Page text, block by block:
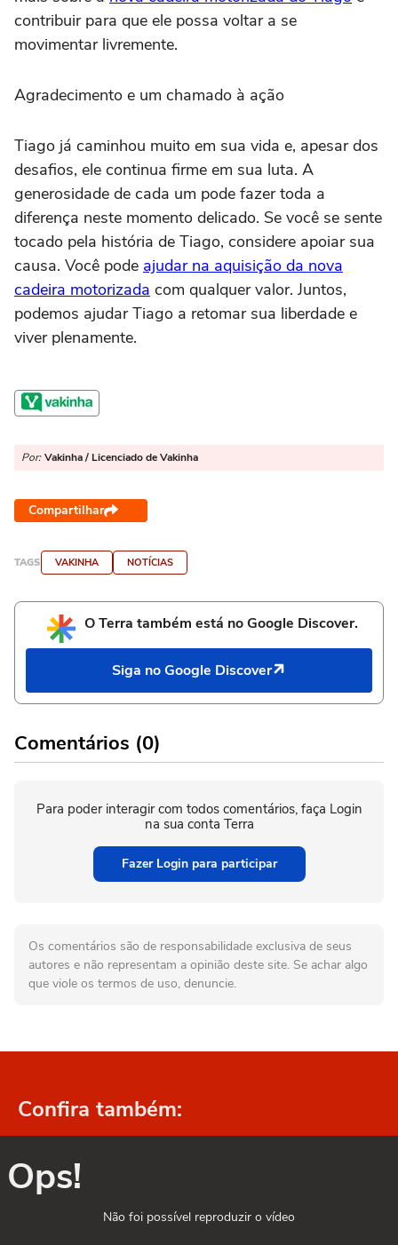
contribuir para que ele possa voltar a se
movimentar livremente.
Agradecimento e um chamado à ação
Tiago já caminhou muito em sua vida e, apesar dos
desafios, ele continua firme em sua luta. A
generosidade de cada um pode fazer toda a
diferença neste momento delicado. Se você se sente
tocado pela história de Tiago, considere apoiar sua
causa. Você pode ajudar na aquisição da nova
cadeira motorizada com qualquer valor. Juntos,
podemos ajudar Tiago a retomar sua liberdade e
viver plenamente.
Por: Vakinha / Licenciado de Vakinha
Compartilhar
TAGS VAKINHA NOTÍCIAS
O Terra também está no Google Discover.
Siga no Google Discover
Comentários (0)
Para poder interagir com todos comentários, faça Login
na sua conta Terra
Fazer Login para participar
Os comentários são de responsabilidade exclusiva de seus
autores e não representam a opinião deste site. Se achar algo
que viole os termos de uso, denuncie.
Confira também:
Ops!
Não foi possível reproduzir o vídeo